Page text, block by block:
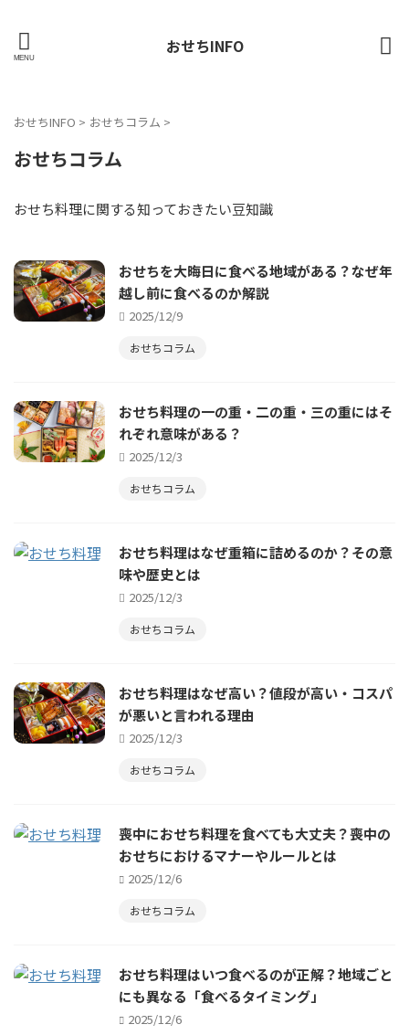
おせちINFO
おせちINFO > おせちコラム >
おせちコラム
おせち料理に関する知っておきたい豆知識
おせちを大晦日に食べる地域がある？なぜ年
越し前に食べるのか解説
2025/12/9
おせちコラム
おせち料理の一の重・二の重・三の重にはそ
れぞれ意味がある？
2025/12/3
おせちコラム
おせち料理はなぜ重箱に詰めるのか？その意
味や歴史とは
2025/12/3
おせちコラム
おせち料理はなぜ高い？値段が高い・コスパ
が悪いと言われる理由
2025/12/3
おせちコラム
喪中におせち料理を食べても大丈夫？喪中の
おせちにおけるマナーやルールとは
2025/12/6
おせちコラム
おせち料理はいつ食べるのが正解？地域ごと
にも異なる「食べるタイミング」
2025/12/6